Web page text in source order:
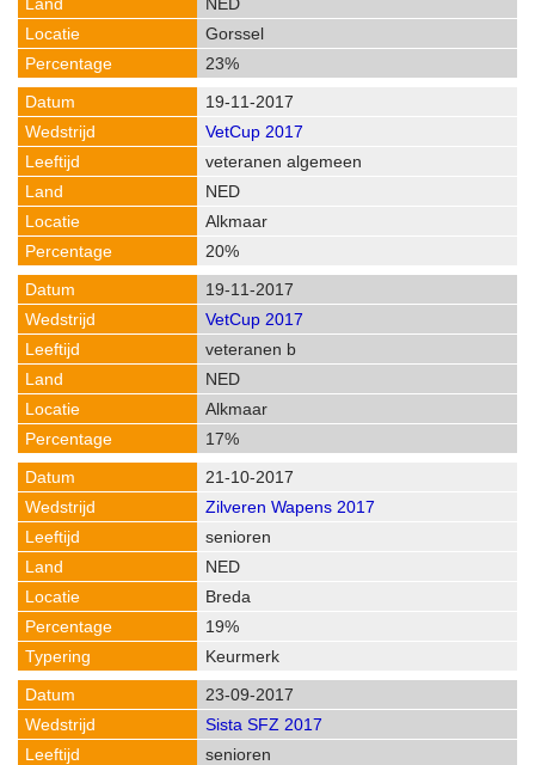
Gorssel
23%
19-11-2017
VetCup 2017
veteranen algemeen
NED
Alkmaar
20%
19-11-2017
VetCup 2017
veteranen b
NED
Alkmaar
17%
21-10-2017
Zilveren Wapens 2017
senioren
NED
Breda
19%
Keurmerk
23-09-2017
Sista SFZ 2017
senioren